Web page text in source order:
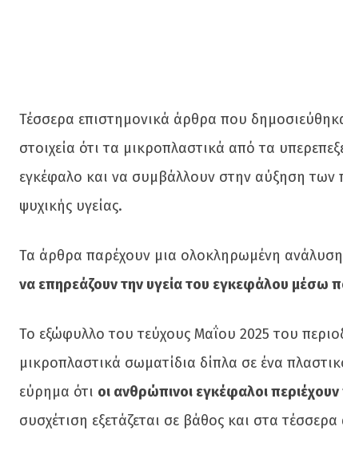
Τέσσερα επιστημονικά άρθρα που
στοιχεία ότι τα μικροπλαστικά από τα
εγκέφαλο και να συμβάλλουν στην αύξηση
ψυχικής υγείας.
Τα άρθρα παρέχουν μια ολοκληρωμένη
να επηρεάζουν την υγεία του εγκεφάλου
Το εξώφυλλο του τεύχους Μαΐου 2025 του
μικροπλαστικά σωματίδια δίπλα σε ένα
εύρημα ότι οι ανθρώπινοι εγκέφαλοι
συσχέτιση εξετάζεται σε βάθος και στα